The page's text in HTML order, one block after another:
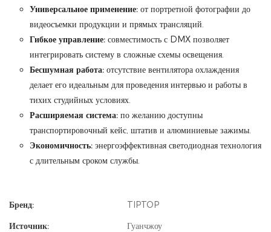
Универсальное применение:от портретной фотографии до
видеосъемки продукции и прямых трансляций.
Гибкое управление:совместимость с DMX позволяет
интегрировать систему в сложные схемы освещения.
Бесшумная работа:отсутствие вентилятора охлаждения
делает его идеальным для проведения интервью и работы в
тихих студийных условиях.
Расширяемая система:по желанию доступны
транспортировочный кейс, штатив и алюминиевые зажимы.
Экономичность:энергоэффективная светодиодная технология
с длительным сроком службы.
Бренд:
TIPTOP
Источник:
Гуанчжоу